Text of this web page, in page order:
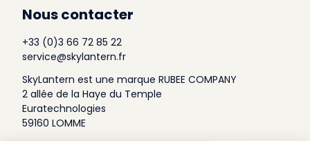
Nous contacter
+33 (0)3 66 72 85 22
service@skylantern.fr
SkyLantern est une marque RUBEE COMPANY
2 allée de la Haye du Temple
Euratechnologies
59160 LOMME